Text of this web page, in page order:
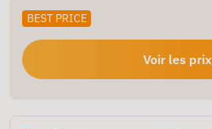
BEST PRICE
Voir les prix